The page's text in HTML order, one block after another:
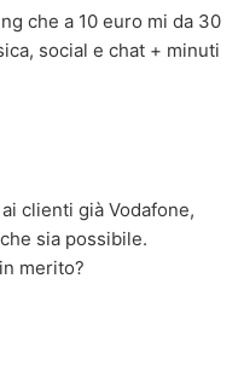
che a 10 euro mi da 30
social e chat + minuti
clienti già Vodafone,
sia possibile.
merito?